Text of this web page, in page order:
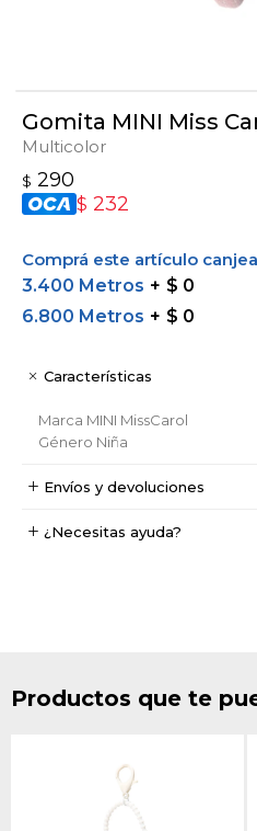
Gomita MINI Miss
Multicolor
$ 290
$ 232
Comprá este artículo
3.400 Metros
$ 0
6.800 Metros $ 0
Características
Marca MINI MissCarol
Género Niña
Envíos y devoluciones
¿Necesitas ayuda?
Productos que te